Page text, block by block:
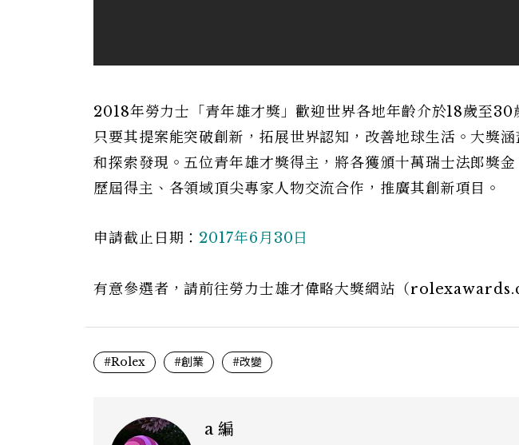
2018年勞力士「青年雄才獎」歡迎世界各地年齡介於18歲至30
只要其提案能突破創新，拓展世界認知，改善地球生活。大獎
和探索發現。五位青年雄才獎得主，將各獲頒十萬瑞士法郎獎
歷屆得主、各領域頂尖專家人物交流合作，推廣其創新項目。
申請截止日期： 2017年6月30日
有意參選者，請前往勞力士雄才偉略大獎網站（
#Rolex #創業 #改變
a 編